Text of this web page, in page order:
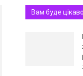
Вам буде цікаво